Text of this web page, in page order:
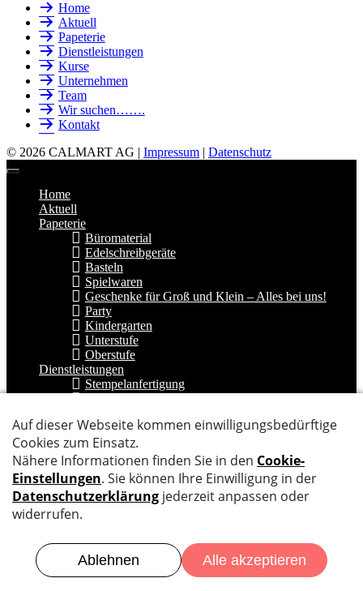
Home
Aktuell
Papeterie
Dienstleistungen
Kurse
Unternehmen
Team
Wir suchen…….
Kontakt
© 2026 CALMART AG | Impressum | Datenschutz
Home
Aktuell
Papeterie
Büromaterial
Edelschreibgeräte
Basteln
Spielwaren
Geschenke für Groß und Klein – Alles bei uns!
Party
Kindergarten
Unterstufe
Oberstufe
Dienstleistungen
Stempelanfertigung
Kopieren/Drucken
Binden
Chem. Reinigung
Laminieren
Bücher einfassen
Feuerwerk
Kurse
Unternehmen
Team
Wir suchen…….